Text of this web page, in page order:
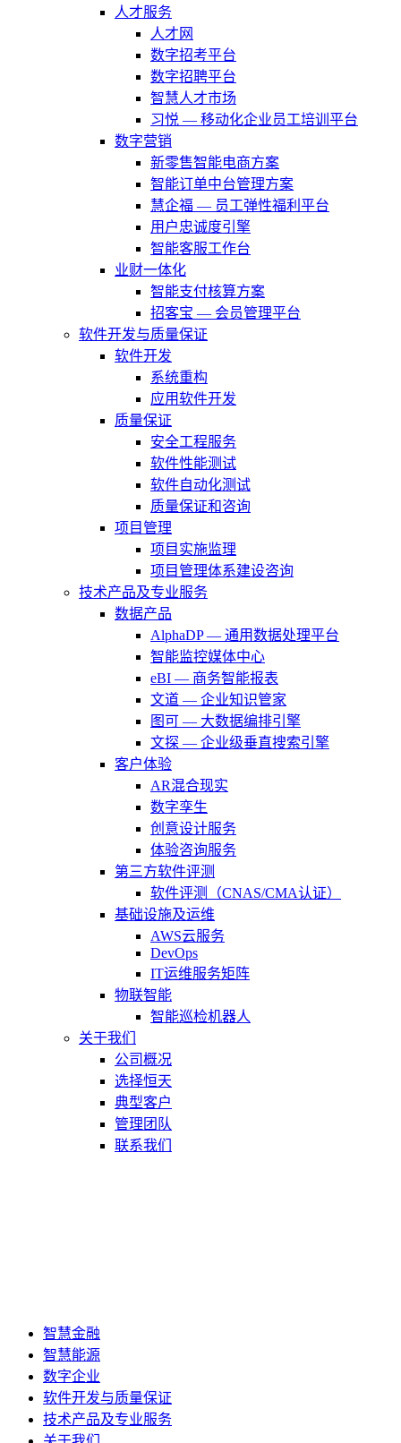
人才服务
人才网
数字招考平台
数字招聘平台
智慧人才市场
习悦 — 移动化企业员工培训平台
数字营销
新零售智能电商方案
智能订单中台管理方案
慧企福 — 员工弹性福利平台
用户忠诚度引擎
智能客服工作台
业财一体化
智能支付核算方案
招客宝 — 会员管理平台
软件开发与质量保证
软件开发
系统重构
应用软件开发
质量保证
安全工程服务
软件性能测试
软件自动化测试
质量保证和咨询
项目管理
项目实施监理
项目管理体系建设咨询
技术产品及专业服务
数据产品
AlphaDP — 通用数据处理平台
智能监控媒体中心
eBI — 商务智能报表
文道 — 企业知识管家
图可 — 大数据编排引擎
文探 — 企业级垂直搜索引擎
客户体验
AR混合现实
数字孪生
创意设计服务
体验咨询服务
第三方软件评测
软件评测（CNAS/CMA认证）
基础设施及运维
AWS云服务
DevOps
IT运维服务矩阵
物联智能
智能巡检机器人
关于我们
公司概况
选择恒天
典型客户
管理团队
联系我们
智慧金融
智慧能源
数字企业
软件开发与质量保证
技术产品及专业服务